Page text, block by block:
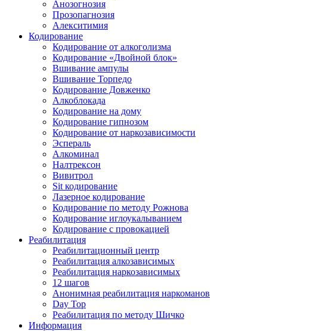
Анозогнозия
Прозопагнозия
Алекситимия
Кодирование
Кодирование от алкоголизма
Кодирование «Двойной блок»
Вшивание ампулы
Вшивание Торпедо
Кодирование Довженко
Алкоблокада
Кодирование на дому
Кодирование гипнозом
Кодирование от наркозависимости
Эспераль
Алкоминал
Налтрексон
Вивитрол
Sit кодирование
Лазерное кодирование
Кодирование по методу Рожнова
Кодирование иглоукалыванием
Кодирование с провокацией
Реабилитация
Реабилитационный центр
Реабилитация алкозависимых
Реабилитация наркозависимых
12 шагов
Анонимная реабилитация наркоманов
Day Top
Реабилитация по методу Шичко
Информация